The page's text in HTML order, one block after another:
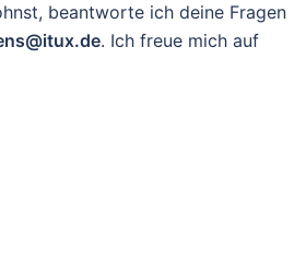
beantworte ich deine Fragen
. Ich freue mich auf